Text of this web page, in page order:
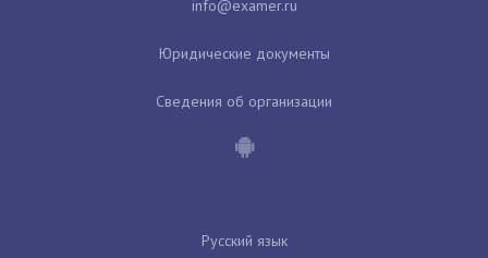
Юридические документы
Сведения об организации
Русский язык